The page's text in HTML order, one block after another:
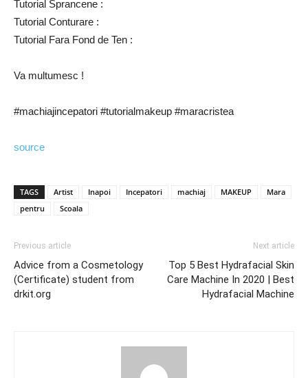
Tutorial Sprancene :
Tutorial Conturare :
Tutorial Fara Fond de Ten :
Va multumesc !
#machiajincepatori #tutorialmakeup #maracristea
source
TAGS Artist Inapoi Incepatori machiaj MAKEUP
Mara
pentru
Scoala
Previous article
Advice from a Cosmetology
(Certificate) student from
drkit.org
Next article
Top 5 Best Hydrafacial Skin
Care Machine In 2020 | Best
Hydrafacial Machine